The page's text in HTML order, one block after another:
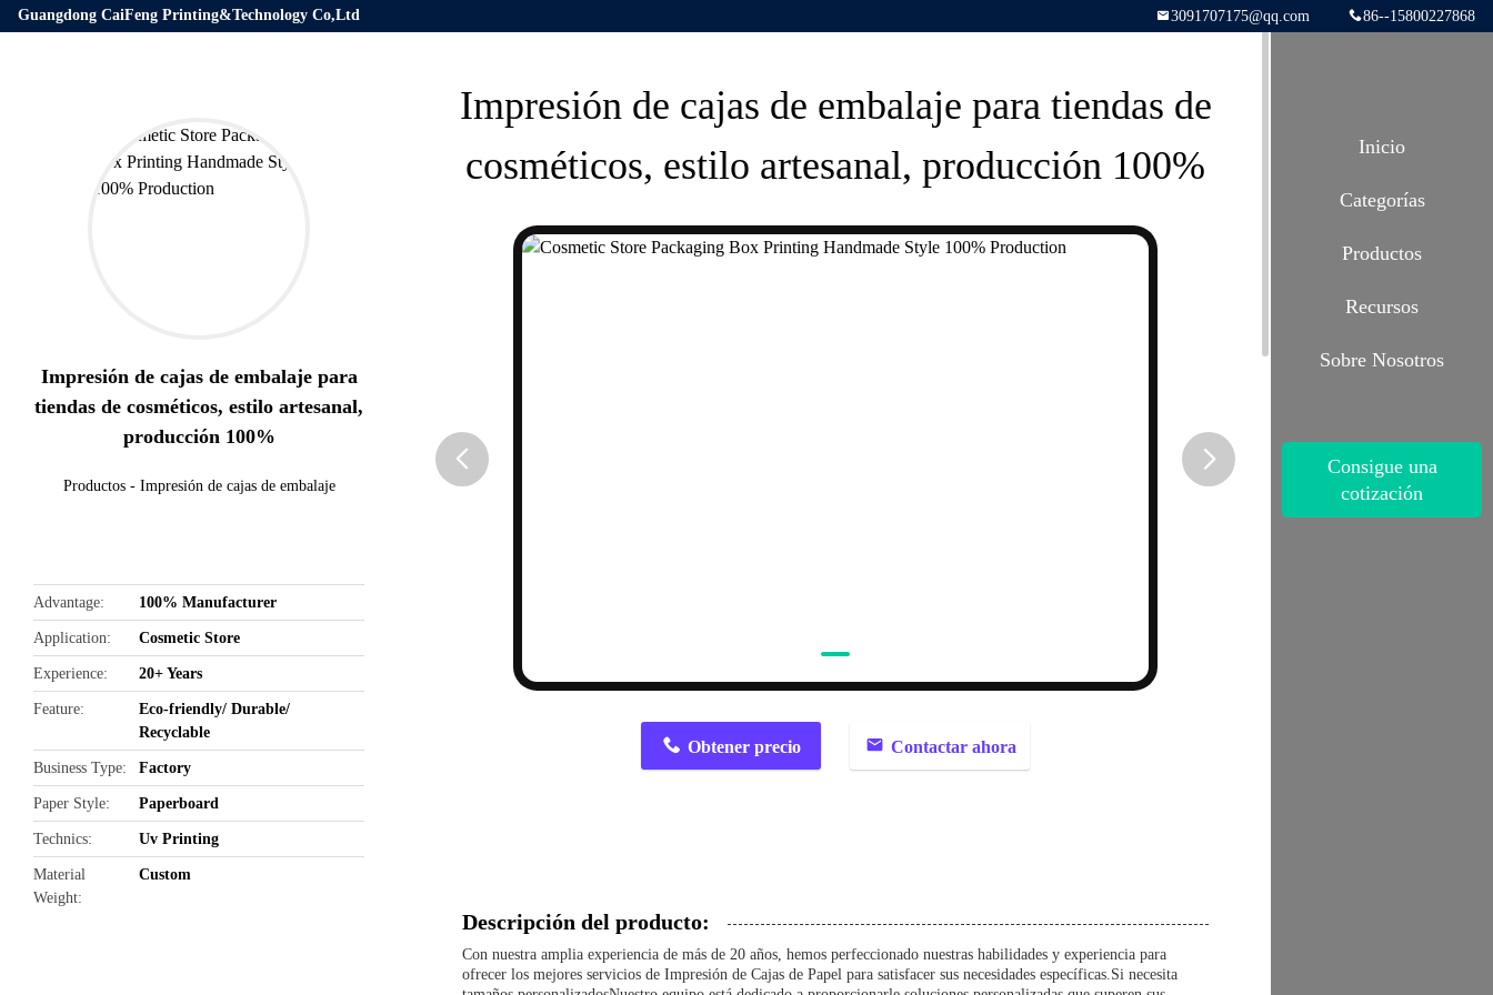
Guangdong CaiFeng Printing&Technology Co,Ltd 86--15800227868
3091707175@qq.com
Impresión de cajas de embalaje para
tiendas de cosméticos, estilo artesanal,
producción 100%
Productos- Impresión de cajas de embalaje
Advantage 100% Manufacturer
Application Cosmetic Store
Experience 20+ Years
Feature
Eco-friendly/ Durable/
Recyclable
Business Type Factory
Paper Style Paperboard
Technics Uv Printing
Material
Weight
Custom
Impresión de cajas de embalaje para tiendas de
cosméticos, estilo artesanal, producción 100%
Obtener precio Contactar ahora
Descripción del producto:
Con nuestra amplia experiencia de más de 20 años, hemos perfeccionado nuestras habilidades y experiencia para
ofrecer los mejores servicios de Impresión de Cajas de Papel para satisfacer sus necesidades específicas.Si necesita
Inicio
Categorías
Productos
Recursos
Sobre Nosotros
Consigue una
cotización